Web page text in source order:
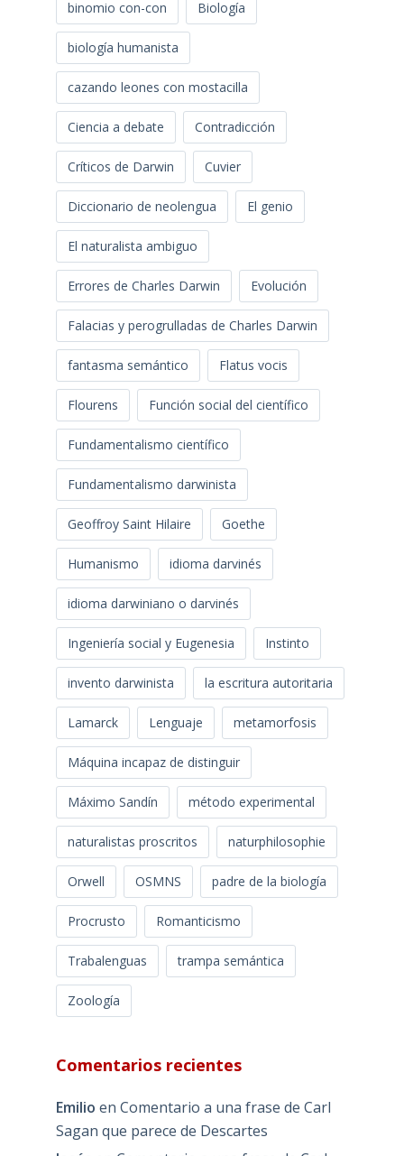
binomio con-con Biología
biología humanista
cazando leones con mostacilla
Ciencia a debate Contradicción
Críticos de Darwin Cuvier
Diccionario de neolengua El genio
El naturalista ambiguo
Errores de Charles Darwin Evolución
Falacias y perogrulladas de Charles Darwin
fantasma semántico Flatus vocis
Flourens Función social del científico
Fundamentalismo científico
Fundamentalismo darwinista
Geoffroy Saint Hilaire Goethe
Humanismo idioma darvinés
idioma darwiniano o darvinés
Ingeniería social y Eugenesia Instinto
invento darwinista la escritura autoritaria
Lamarck Lenguaje metamorfosis
Máquina incapaz de distinguir
Máximo Sandín método experimental
naturalistas proscritos naturphilosophie
Orwell OSMNS padre de la biología
Procrusto Romanticismo
Trabalenguas trampa semántica
Zoología
Comentarios recientes
Emilio en Comentario a una frase de Carl
Sagan que parece de Descartes